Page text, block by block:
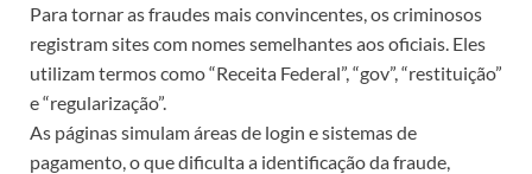
Para tornar as fraudes mais convincentes, os criminosos
registram sites com nomes semelhantes aos oficiais. Eles
utilizam termos como “Receita Federal”, “gov”, “restituição”
e “regularização”.
As páginas simulam áreas de login e sistemas de
pagamento, o que dificulta a identificação da fraude,